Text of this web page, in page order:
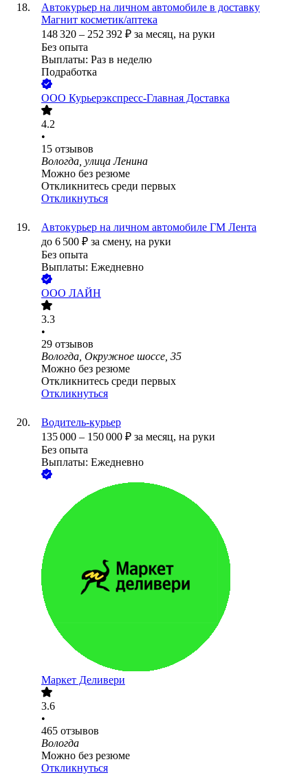
Автокурьер на личном автомобиле в доставку
Магнит косметик/аптека
148 320 – 252 392 ₽ за месяц, на руки
Без опыта
Выплаты: Раз в неделю
Подработка
ООО Курьерэкспресс-Главная Доставка
4.2
•
15 отзывов
Вологда, улица Ленина
Можно без резюме
Откликнитесь среди первых
Откликнуться
Автокурьер на личном автомобиле ГМ Лента
до 6 500 ₽ за смену, на руки
Без опыта
Выплаты: Ежедневно
ООО ЛАЙН
3.3
•
29 отзывов
Вологда, Окружное шоссе, 35
Можно без резюме
Откликнитесь среди первых
Откликнуться
Водитель-курьер
135 000 – 150 000 ₽ за месяц, на руки
Без опыта
Выплаты: Ежедневно
Маркет Деливери
3.6
•
465 отзывов
Вологда
Можно без резюме
Откликнуться